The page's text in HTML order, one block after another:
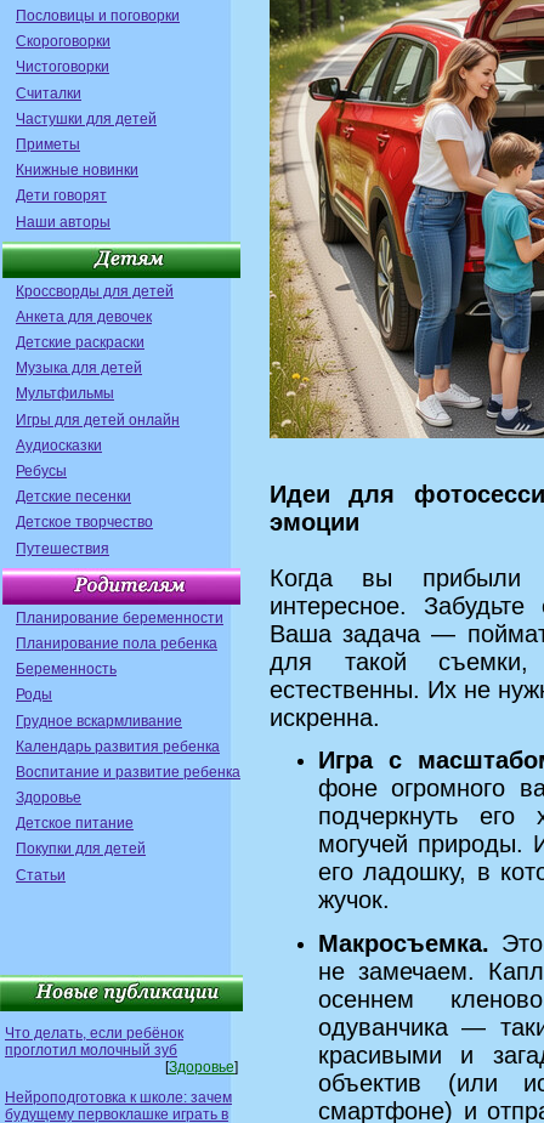
Пословицы и поговорки
Скороговорки
Чистоговорки
Считалки
Частушки для детей
Приметы
Книжные новинки
Дети говорят
Наши авторы
Кроссворды для детей
Анкета для девочек
Детские раскраски
Музыка для детей
Мультфильмы
Игры для детей онлайн
Аудиосказки
Ребусы
Детские песенки
Детское творчество
Путешествия
Планирование беременности
Планирование пола ребенка
Беременность
Роды
Грудное вскармливание
Календарь развития ребенка
Воспитание и развитие ребенка
Здоровье
Детское питание
Покупки для детей
Статьи
Что делать, если ребёнок
проглотил молочный зуб
[Здоровье]
Нейроподготовка к школе: зачем
будущему первоклашке играть в
Идеи для
эмоции
Когда вы прибыли
интересное.
Ваша задача —
для такой
естественны. Их не
искренна.
Игра с
фоне огромного
подчеркнуть
могучей природы.
его ладошку, в
жучок.
Макросъемка.
не замечаем.
осеннем
одуванчика —
красивыми и
объектив (или
смартфоне) и